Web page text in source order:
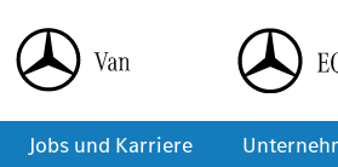
Jobs und Karriere